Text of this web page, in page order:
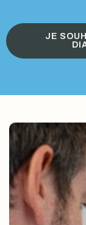
JE